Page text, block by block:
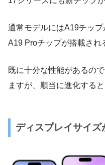
通常モデルにはA19チッ
A19 Proチップが搭載され
既に十分な性能があるの
ますが、順当に進化する
ディスプレイサイズ